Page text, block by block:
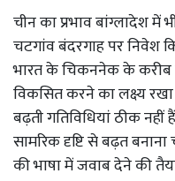
चीन का प्रभाव बांग्लादेश में
चटगांव बंदरगाह पर निवेश
भारत के चिकननेक के करीब
विकसित करने का लक्ष्य
बढ़ती गतिविधियां ठीक
सामरिक दृष्टि से बढ़त
की भाषा में जवाब देने की